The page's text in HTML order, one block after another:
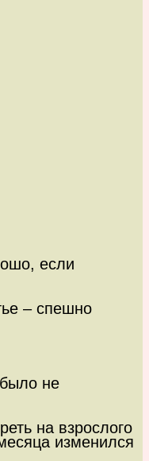
если
– спешно
не
на взрослого
изменился